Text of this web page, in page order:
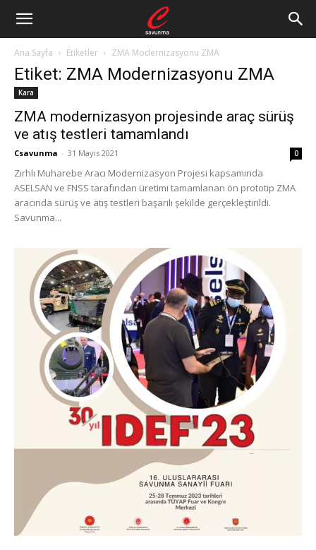
Ana Sayfa Etiketler ZMA Modernizasyonu ZMA
Etiket: ZMA Modernizasyonu ZMA
Kara
ZMA modernizasyon projesinde araç sürüş
ve atış testleri tamamlandı
Csavunma - 31 Mayıs 2021 0
Zırhlı Muharebe Aracı Modernizasyon Projesi kapsamında
ASELSAN ve FNSS tarafından üretimi tamamlanan ön prototip ZMA
aracında sürüş ve atış testleri başarılı şekilde gerçekleştirildi.
Savunma...